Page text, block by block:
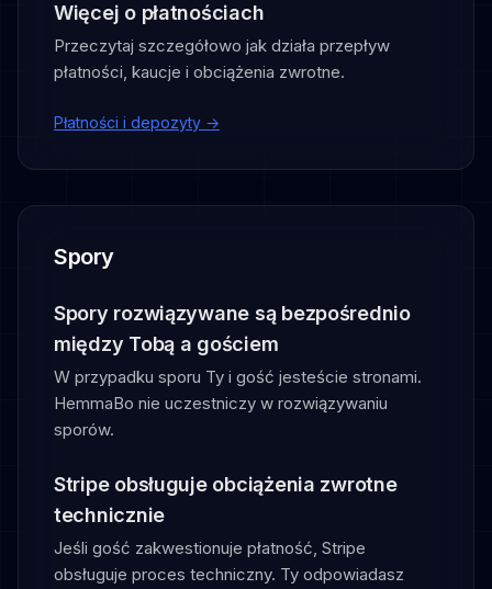
Więcej o płatnościach
Przeczytaj szczegółowo jak działa przepływ
płatności, kaucje i obciążenia zwrotne.
Płatności i depozyty →
Spory
Spory rozwiązywane są bezpośrednio
między Tobą a gościem
W przypadku sporu Ty i gość jesteście stronami.
HemmaBo nie uczestniczy w rozwiązywaniu
sporów.
Stripe obsługuje obciążenia zwrotne
technicznie
Jeśli gość zakwestionuje płatność, Stripe
obsługuje proces techniczny. Ty odpowiadasz